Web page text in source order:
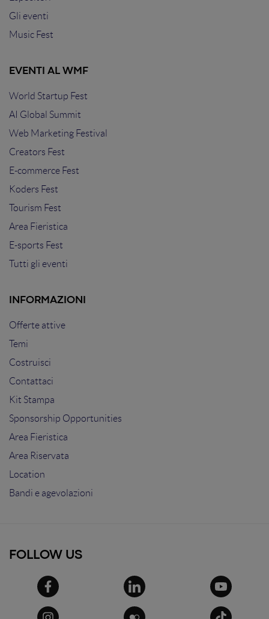
Gli eventi
Music Fest
EVENTI AL WMF
World Startup Fest
AI Global Summit
Web Marketing Festival
Creators Fest
E-commerce Fest
Koders Fest
Tourism Fest
Area Fieristica
E-sports Fest
Tutti gli eventi
INFORMAZIONI
Offerte attive
Temi
Costruisci
Contattaci
Kit Stampa
Sponsorship Opportunities
Area Fieristica
Area Riservata
Location
Bandi e agevolazioni
FOLLOW US